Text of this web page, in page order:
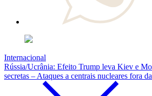
Internacional
Rússia/Ucrânia: Efeito Trump leva Kiev e
secretas – Ataques a centrais nucleares fora